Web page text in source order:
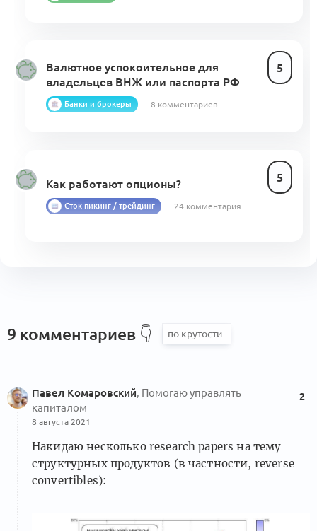
5
Валютное успокоительное для
владельцев ВНЖ или паспорта РФ
Банки и брокеры 8 комментариев
5
Как работают опционы?
Сток-пикинг / трейдинг 24 комментария
9 комментариев 👇
Павел Комаровский, Помогаю управлять
капиталом
8 августа 2021
2
Накидаю несколько research papers на тему
структурных продуктов (в частности, reverse
convertibles):